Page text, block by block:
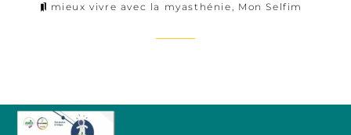
mieux vivre avec la myasthénie, Mon Selfim